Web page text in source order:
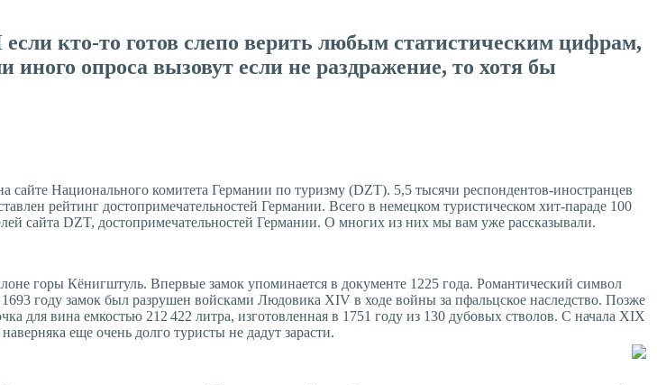
кто-то готов слепо верить любым статистическим цифрам,
иного опроса вызовут если не раздражение, то хотя бы
Национального комитета Германии по туризму (DZT). 5,5 тысячи респондентов-иностранцев
рейтинг достопримечательностей Германии. Всего в немецком туристическом хит-параде 100
сайта DZT, достопримечательностей Германии. О многих из них мы вам уже рассказывали.
горы Кёнигштуль. Впервые замок упоминается в документе 1225 года. Романтический символ
году замок был разрушен войсками Людовика XIV в ходе войны за пфальцское наследство. Позже
для вина емкостью 212 422 литра, изготовленная в 1751 году из 130 дубовых стволов. С начала XIX
еще очень долго туристы не дадут зарасти.